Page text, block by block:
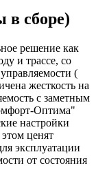
в сборе)
решение как
и трассе, со
(
жесткость на
с заметным
Оптима"
настройки
ценят
эксплуатации
от состояния